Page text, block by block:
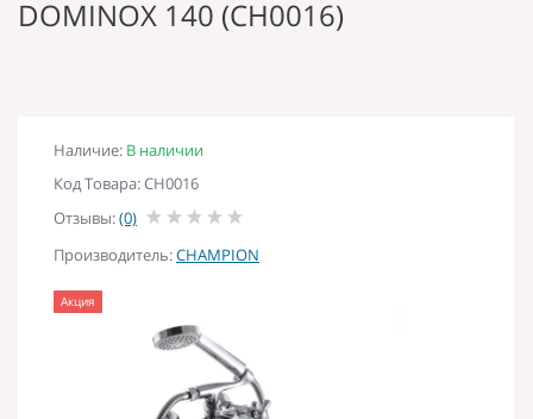
DOMINOX 140 (CH0016)
Наличие: В наличии
Код Товара: CH0016
Отзывы:(0)
Производитель:CHAMPION
Акция